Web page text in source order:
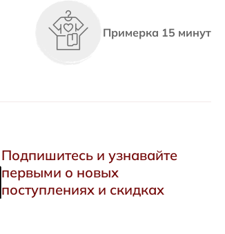
Примерка 15 минут
Подпишитесь и узнавайте
первыми о новых
поступлениях и скидках